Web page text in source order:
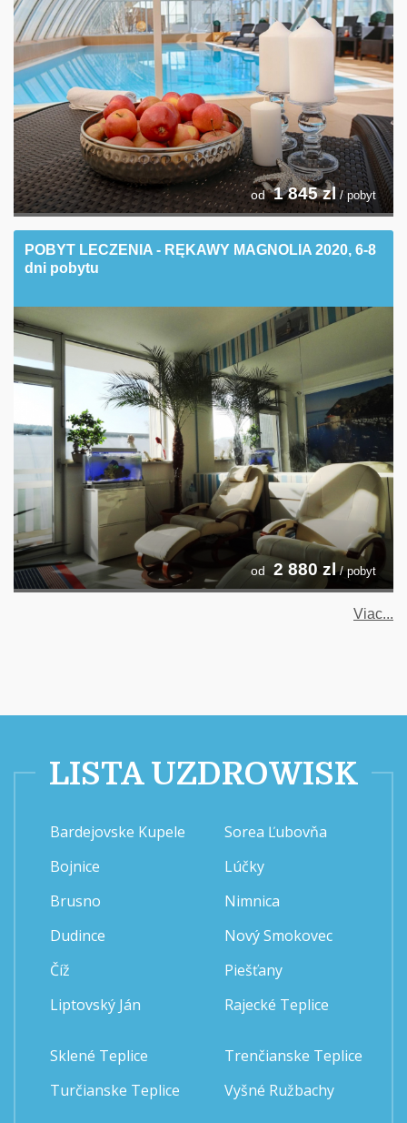
od 1 845zl / pobyt
POBYT LECZENIA - RĘKAWY MAGNOLIA 2020, 6-8
dni pobytu
od 2 880zl / pobyt
Viac...
LISTA UZDROWISK
Bardejovske Kupele
Bojnice
Brusno
Dudince
Číž
Liptovský Ján
Sorea Ľubovňa
Lúčky
Nimnica
Nový Smokovec
Piešťany
Rajecké Teplice
Sklené Teplice
Turčianske Teplice
Trenčianske Teplice
Vyšné Ružbachy